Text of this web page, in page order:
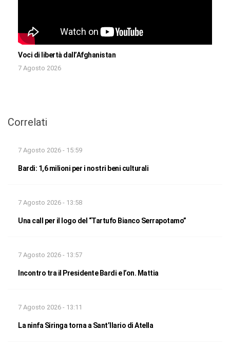
Voci di libertà dall’Afghanistan
7 Agosto 2026
Correlati
7 Agosto 2026 - 15:59
Bardi: 1,6 milioni per i nostri beni culturali
7 Agosto 2026 - 13:58
Una call per il logo del “Tartufo Bianco Serrapotamo”
7 Agosto 2026 - 13:57
Incontro tra il Presidente Bardi e l’on. Mattia
7 Agosto 2026 - 13:11
La ninfa Siringa torna a Sant’Ilario di Atella